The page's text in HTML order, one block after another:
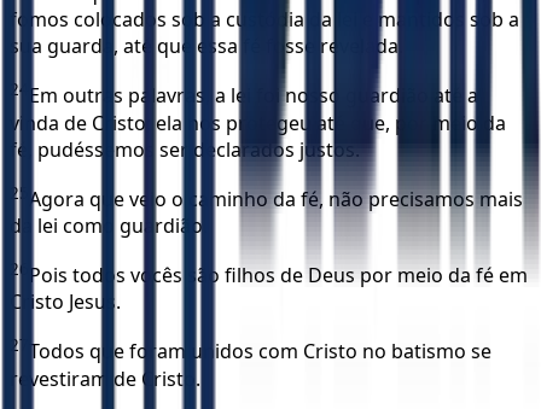
fomos colocados sob a custódia da lei e mantidos sob a
sua guarda, até que essa fé fosse revelada.
24 Em outras palavras, a lei foi nosso guardião até a
vinda de Cristo; ela nos protegeu até que, por meio da
fé, pudéssemos ser declarados justos.
25 Agora que veio o caminho da fé, não precisamos mais
da lei como guardião.
26 Pois todos vocês são filhos de Deus por meio da fé em
Cristo Jesus.
27 Todos que foram unidos com Cristo no batismo se
revestiram de Cristo.